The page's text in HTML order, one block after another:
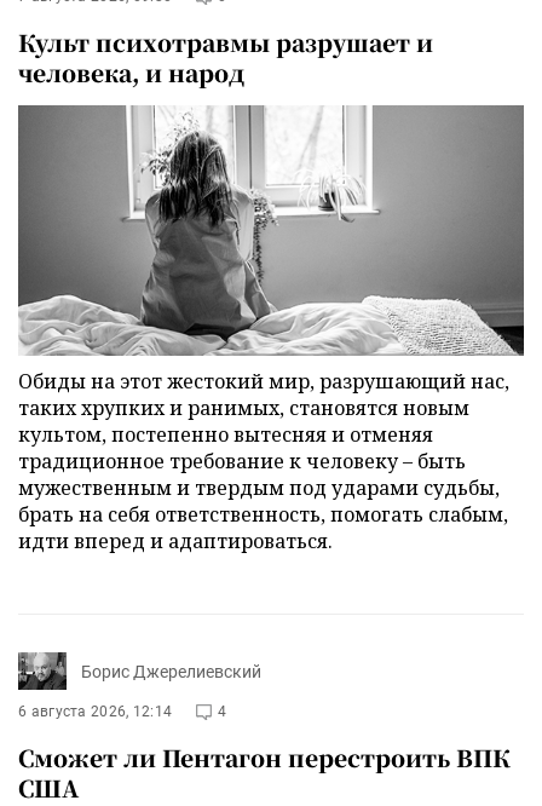
Культ психотравмы разрушает и
человека, и народ
Обиды на этот жестокий мир, разрушающий нас,
таких хрупких и ранимых, становятся новым
культом, постепенно вытесняя и отменяя
традиционное требование к человеку – быть
мужественным и твердым под ударами судьбы,
брать на себя ответственность, помогать слабым,
идти вперед и адаптироваться.
Борис Джерелиевский
6 августа 2026, 12:14 4
Сможет ли Пентагон перестроить ВПК
США